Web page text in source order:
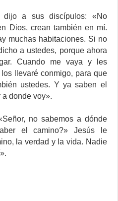
dijo a sus discípulos: «No
Dios, crean también en mí.
muchas habitaciones. Si no
a ustedes, porque ahora
Cuando me vaya y les
llevaré conmigo, para que
ustedes. Y ya saben el
donde voy».
no sabemos a dónde
el camino?» Jesús le
la verdad y la vida. Nadie